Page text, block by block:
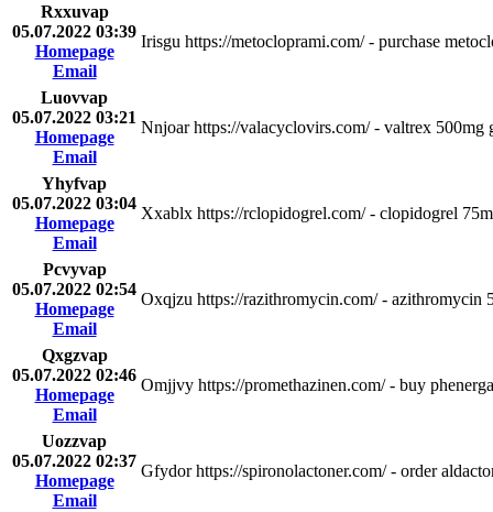
Rxxuvap
05.07.2022 03:39
Homepage
Email
Irisgu https://metocloprami.com/ - purchase
Luovvap
05.07.2022 03:21
Homepage
Email
Nnjoar https://valacyclovirs.com/ - valtrex 500mg
Yhyfvap
05.07.2022 03:04
Homepage
Email
Xxablx https://rclopidogrel.com/ - clopidogrel
Pcvyvap
05.07.2022 02:54
Homepage
Email
Oxqjzu https://razithromycin.com/ - azithromycin
Qxgzvap
05.07.2022 02:46
Homepage
Email
Omjjvy https://promethazinen.com/ - buy
Uozzvap
05.07.2022 02:37
Homepage
Email
Gfydor https://spironolactoner.com/ - order